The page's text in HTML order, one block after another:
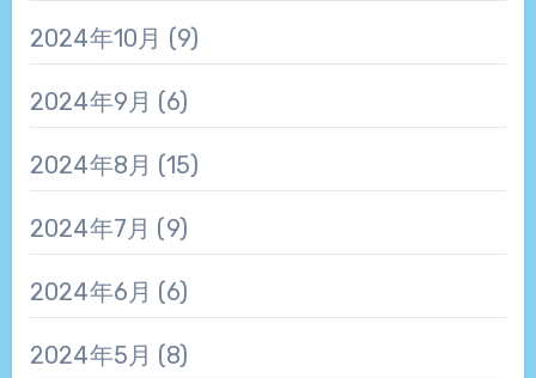
2024年10月 (9)
2024年9月 (6)
2024年8月 (15)
2024年7月 (9)
2024年6月 (6)
2024年5月 (8)